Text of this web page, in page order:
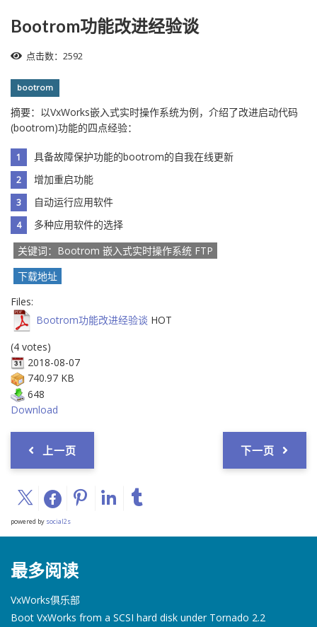
Bootrom功能改进经验谈
点击数：2592
bootrom
摘要：以VxWorks嵌入式实时操作系统为例，介绍了改进启动代码
(bootrom)功能的四点经验：
具备故障保护功能的bootrom的自我在线更新
增加重启功能
自动运行应用软件
多种应用软件的选择
关键词：Bootrom 嵌入式实时操作系统 FTP
下载地址
Files:
Bootrom功能改进经验谈 HOT
(4 votes)
2018-08-07
740.97 KB
648
Download
上一页 下一页
powered by social2s
最多阅读
VxWorks俱乐部
Boot VxWorks from a SCSI hard disk under Tornado 2.2